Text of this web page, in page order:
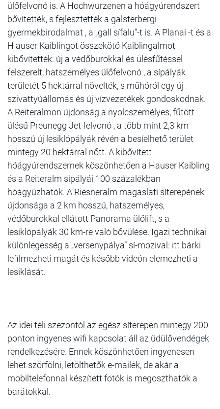
ülőfelvonó is. A Hochwurzenen a hóágyúrendszert
bővítették, s fejlesztették a galsterbergi
gyermekbirodalmat , a „gall sífalu”-t is. A Planai -t és a
H auser Kaiblingot összekötő Kaiblingalmot
kibővítették: új a védőburokkal és ülésfűtéssel
felszerelt, hatszemélyes ülőfelvonó , a sípályák
területét 5 hektárral növelték, s műhóról egy új
szivattyúállomás és új vízvezetékek gondoskodnak.
A Reiteralmon újdonság a nyolcszemélyes, fűtött
ülésű Preunegg Jet felvonó , a több mint 2,3 km
hosszú új lesiklópályák révén a besíelhető terület
mintegy 20 hektárral nőtt. A kibővített
hóágyúrendszernek köszönhetően a Hauser Kaibling
és a Reiteralm sípályái 100 százalékban
hóágyúzhatók. A Riesneralm magaslati síterepének
újdonsága a 2 km hosszú, hatszemélyes,
védőburokkal ellátott Panorama ülőlift, s a
lesiklópályák 30 km-re való bővülése. Igazi technikai
különlegesség a „versenypálya” sí-mozival: itt bárki
lefilmezheti magát és később videón elemezheti a
lesiklását.
Az idei téli szezontól az egész síterepen mintegy 200
ponton ingyenes wifi kapcsolat áll az üdülővendégek
rendelkezésére. Ennek köszönhetően ingyenesen
lehet szörfölni, letölthetők e-mailek, de akár a
mobiltelefonnal készített fotók is megoszthatók a
barátokkal.